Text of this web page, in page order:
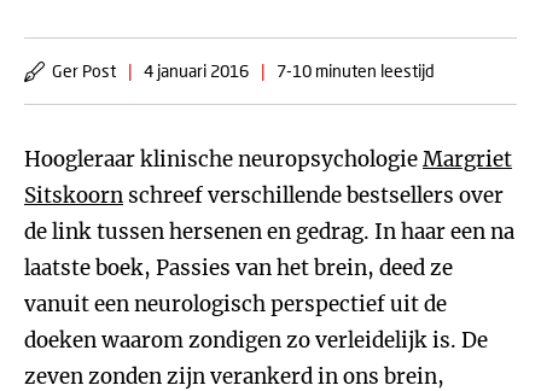
Ger Post | 4 januari 2016 | 7-10 minuten leestijd
Hoogleraar klinische neuropsychologieMargriet
Sitskoorn schreef verschillende bestsellers over
de link tussen hersenen en gedrag. In haar een na
laatste boek, Passies van het brein, deed ze
vanuit een neurologisch perspectief uit de
doeken waarom zondigen zo verleidelijk is. De
zeven zonden zijn verankerd in ons brein,